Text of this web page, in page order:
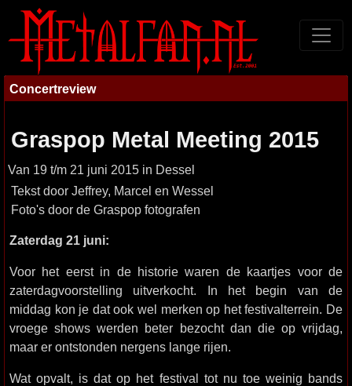
Concertreview
Graspop Metal Meeting 2015
Van 19 t/m 21 juni 2015 in Dessel
Tekst door Jeffrey, Marcel en Wessel
Foto's door de Graspop fotografen
Zaterdag 21 juni:
Voor het eerst in de historie waren de kaartjes voor de
zaterdagvoorstelling uitverkocht. In het begin van de
middag kon je dat ook wel merken op het festivalterrein. De
vroege shows werden beter bezocht dan die op vrijdag,
maar er ontstonden nergens lange rijen.
Wat opvalt, is dat op het festival tot nu toe weinig bands